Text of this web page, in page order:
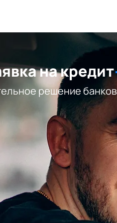
на кредит
решение